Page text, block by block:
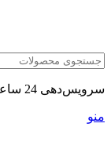
سرویس‌دهی 24 ساعته، هر روز هفته (حتی تعطیلات) به سراسر ایران:
منو